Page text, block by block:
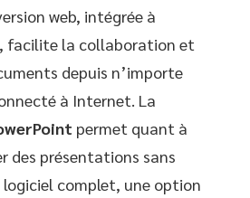
web, intégrée à
, facilite la collaboration et
depuis n’importe
à Internet. La
permet quant à
des présentations sans
logiciel complet, une option